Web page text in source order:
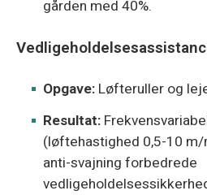
gården med 40%.
Opgave: Løfteruller og
Resultat:
(løftehastighed 0,5-10
anti-svajning forbedrede